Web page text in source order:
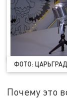
ФОТО: ЦАРЬГРАД
Почему это